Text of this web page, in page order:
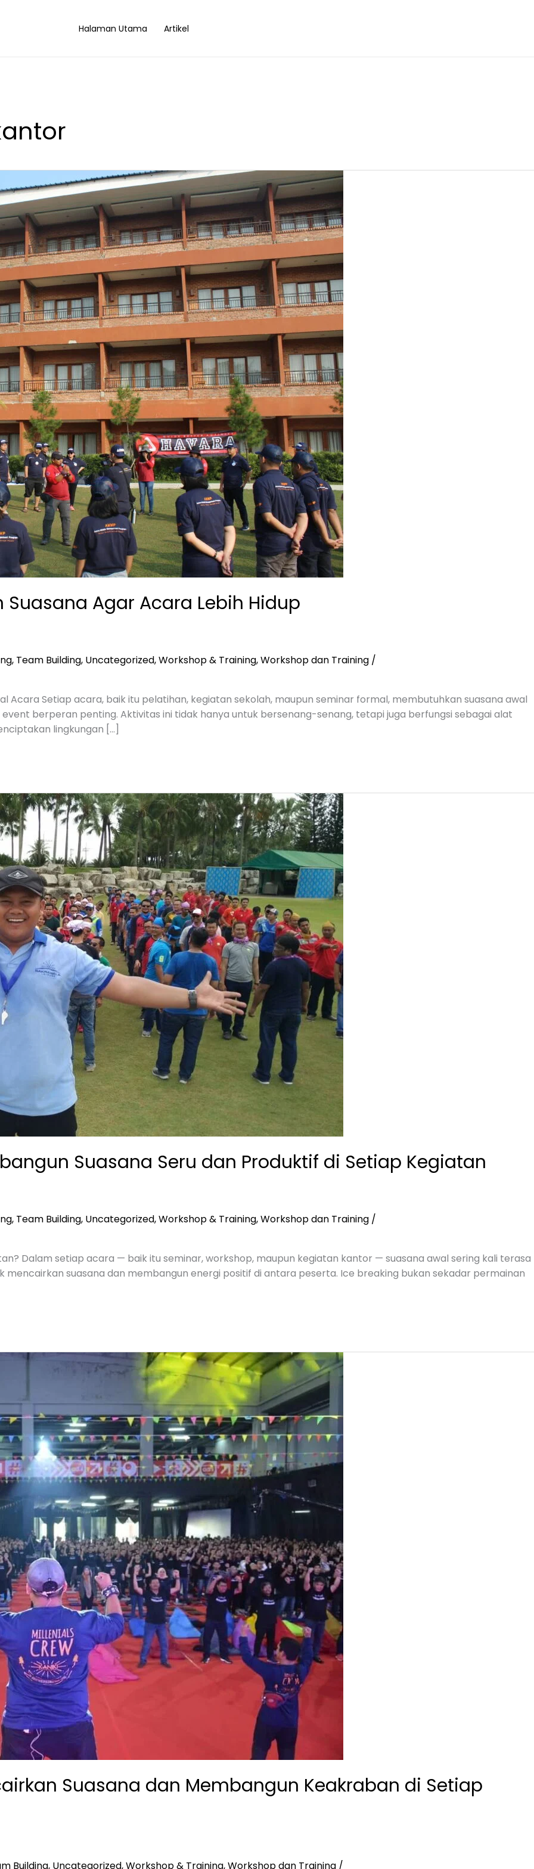
Halaman Utama Artikel
Suasana Agar Acara Lebih Hidup
, Team Building, Uncategorized,Workshop & Training,Workshop dan Training /
Acara Setiap acara, baik itu pelatihan, kegiatan sekolah, maupun seminar formal, membutuhkan suasana awal
berperan penting. Aktivitas ini tidak hanya untuk bersenang-senang, tetapi juga berfungsi sebagai alat
lingkungan […]
Suasana Seru dan Produktif di Setiap Kegiatan
, Team Building, Uncategorized,Workshop & Training,Workshop dan Training /
Dalam setiap acara — baik itu seminar, workshop, maupun kegiatan kantor — suasana awal sering kali terasa
mencairkan suasana dan membangun energi positif di antara peserta. Ice breaking bukan sekadar permainan
Suasana dan Membangun Keakraban di Setiap
Building, Uncategorized,Workshop & Training,Workshop dan Training /